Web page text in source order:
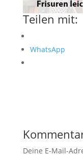
Teilen mit:
WhatsApp
Deine E-Mail-